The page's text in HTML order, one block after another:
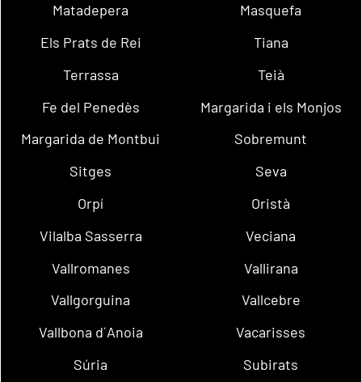
Matadepera
Masquefa
Els Prats de Rei
Tiana
Terrassa
Teià
Fe del Penedès
Margarida i els Monjos
Margarida de Montbui
Sobremunt
Sitges
Seva
Orpí
Oristà
Vilalba Sasserra
Veciana
Vallromanes
Vallirana
Vallgorguina
Vallcebre
Vallbona d´Anoia
Vacarisses
Súria
Subirats